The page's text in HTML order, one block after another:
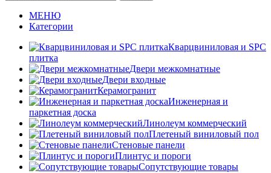
МЕНЮ
Категории
Кварцвиниловая и SPC
плитка
Двери межкомнатные
Двери входные
Керамогранит
Инженерная и
паркетная доска
Линолеум коммерческий
Плетеный виниловый пол
Стеновые панели
Плинтус и пороги
Сопутствующие товары